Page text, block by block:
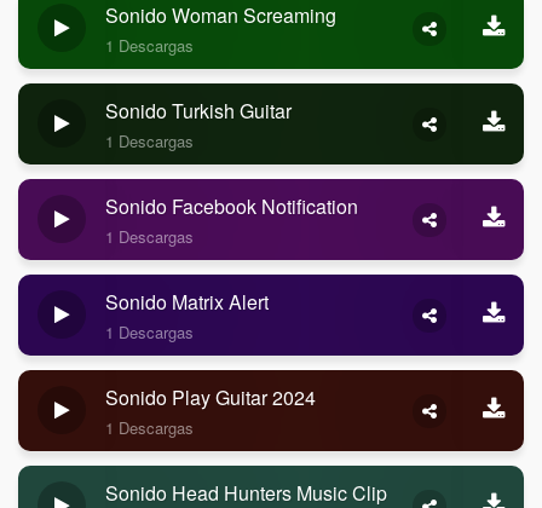
Sonido Woman Screaming
1 Descargas
Sonido Turkish Guitar
1 Descargas
Sonido Facebook Notification
1 Descargas
Sonido Matrix Alert
1 Descargas
Sonido Play Guitar 2024
1 Descargas
Sonido Head Hunters Music Clip